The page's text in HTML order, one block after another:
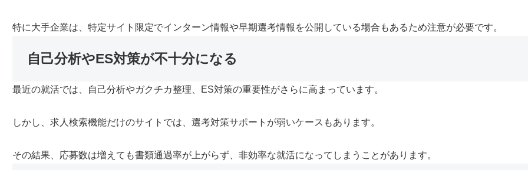
特に大手企業は、特定サイト限定でインターン情報や早期選考情報を公開している場合もあるため注意が必要です。
自己分析やES対策が不十分になる
最近の就活では、自己分析やガクチカ整理、ES対策の重要性がさらに高まっています。
しかし、求人検索機能だけのサイトでは、選考対策サポートが弱いケースもあります。
その結果、応募数は増えても書類通過率が上がらず、非効率な就活になってしまうことがあります。